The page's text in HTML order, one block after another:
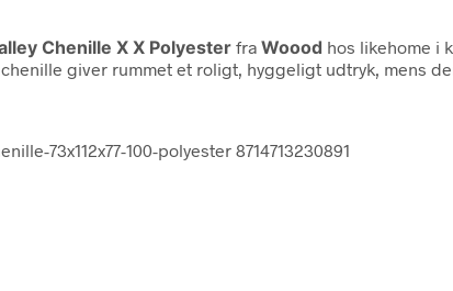
Chenille X X Polyester fra Woood hos likehome i
giver rummet et roligt, hyggeligt udtryk, mens
73x112x77-100-polyester 8714713230891